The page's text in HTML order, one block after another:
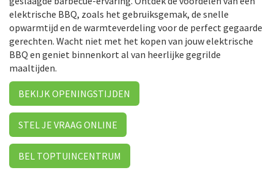
elektrische BBQ, zoals het gebruiksgemak, de snelle
opwarmtijd en de warmteverdeling voor de perfect gegaarde
gerechten. Wacht niet met het kopen van jouw elektrische
BBQ en geniet binnenkort al van heerlijke gegrilde
maaltijden.
BEKIJK OPENINGSTIJDEN
STEL JE VRAAG ONLINE
BEL TOPTUINCENTRUM